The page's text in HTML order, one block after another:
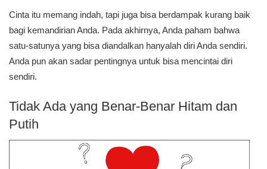
Cinta itu memang indah, tapi juga bisa berdampak kurang baik
bagi kemandirian Anda. Pada akhirnya, Anda paham bahwa
satu-satunya yang bisa diandalkan hanyalah diri Anda sendiri.
Anda pun akan sadar pentingnya untuk bisa mencintai diri
sendiri.
Tidak Ada yang Benar-Benar Hitam dan
Putih